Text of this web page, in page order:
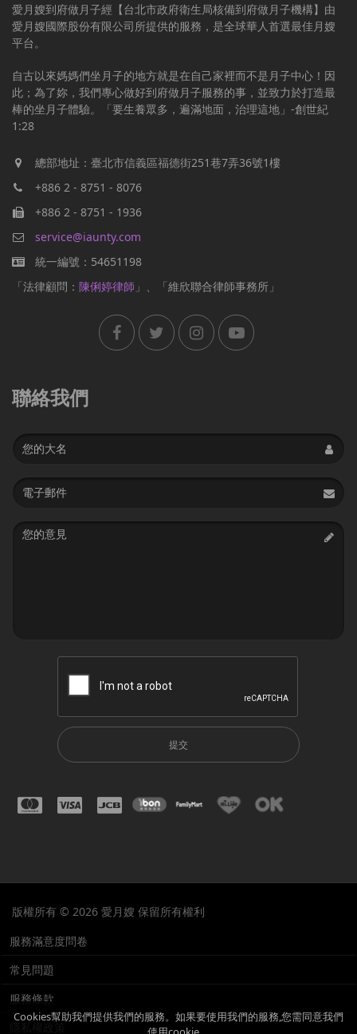
愛月嫂到府做月子經【台北市政府衛生局核備到府做月子機構】由
愛月嫂國際股份有限公司所提供的服務，是全球華人首選最佳月嫂
平台。
自古以來媽媽們坐月子的地方就是在自己家裡而不是月子中心！因
此；為了妳，我們專心做好到府做月子服務的事，並致力於打造最
棒的坐月子體驗。「要生養眾多，遍滿地面，治理這地」-創世紀
1:28
總部地址：臺北市信義區福德街251巷7弄36號1樓
+886 2 - 8751 - 8076
+886 2 - 8751 - 1936
service@iaunty.com
統一編號：54651198
「法律顧問： 陳俐婷律師 」、「維欣聯合律師事務所」
聯絡我們
Name
Email
address
Message
提交
版權所有 © 2026 愛月嫂 保留所有權利
服務滿意度問卷
常見問題
服務條款
Cookies幫助我們提供我們的服務。如果要使用我們的服務,您需同意我們